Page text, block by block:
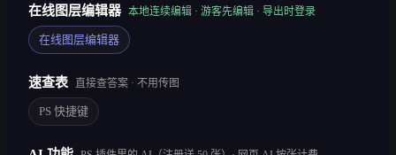
在线图层编辑器 本地连续编辑 · 游客先编辑 · 导出时登录
在线图层编辑器
速查表 直接查答案 · 不用传图
PS 快捷键